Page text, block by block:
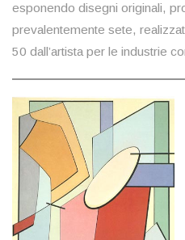
esponendo disegni originali,
prevalentemente sete,
50 dall’artista per le industrie